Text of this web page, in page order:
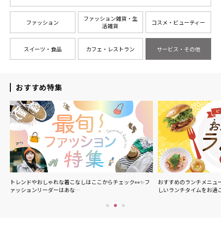
ファッション
ファッション雑貨・生
活雑貨
コスメ・ビューティー
スイーツ・食品 カフェ・レストラン サービス・その他
おすすめ特集
トレンドやおしゃれな着こなしはここからチェック👀✨フ
ァッションリーダーはあな…
おすすめのランチメニュ
しいランチタイムをお